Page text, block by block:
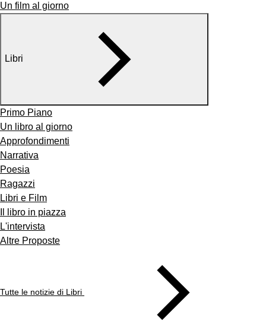
Un film al giorno
Libri
Primo Piano
Un libro al giorno
Approfondimenti
Narrativa
Poesia
Ragazzi
Libri e Film
Il libro in piazza
L'intervista
Altre Proposte
Tutte le notizie di Libri